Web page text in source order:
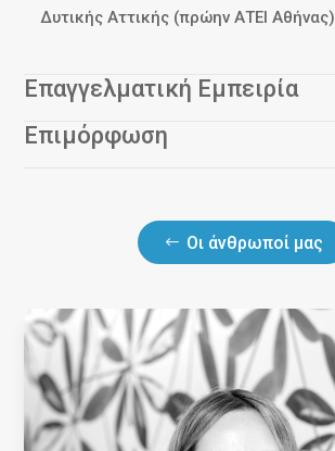
Δυτικής Αττικής (πρώην ΑΤΕΙ Αθήνας)
Επαγγελματική Εμπειρία
Επιμόρφωση
Οι άνθρωποί μας